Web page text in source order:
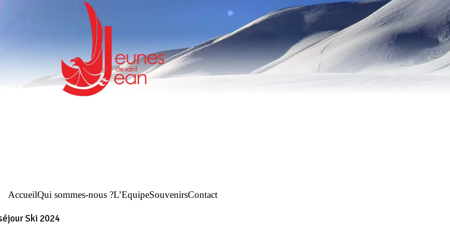
AccueilQui sommes-nous ?L’EquipeSouvenirsContact
Ski 2024